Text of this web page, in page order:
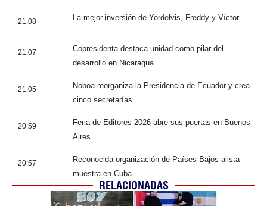
21:08 La mejor inversión de Yordelvis, Freddy y Víctor
21:07
Copresidenta destaca unidad como pilar del
desarrollo en Nicaragua
21:05
Noboa reorganiza la Presidencia de Ecuador y crea
cinco secretarías
20:59
Feria de Editores 2026 abre sus puertas en Buenos
Aires
20:57
Reconocida organización de Países Bajos alista
muestra en Cuba
RELACIONADAS